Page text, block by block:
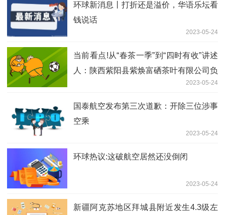
环球新消息丨打折还是溢价，华语乐坛看
钱说话
2023-05-24
当前看点!从“春茶一季”到“四时有收”讲述
人：陕西紫阳县紫焕富硒茶叶有限公司负
2023-05-24
国泰航空发布第三次道歉：开除三位涉事
空乘
2023-05-24
环球热议:这破航空居然还没倒闭 ​​​
2023-05-24
新疆阿克苏地区拜城县附近发生4.3级左